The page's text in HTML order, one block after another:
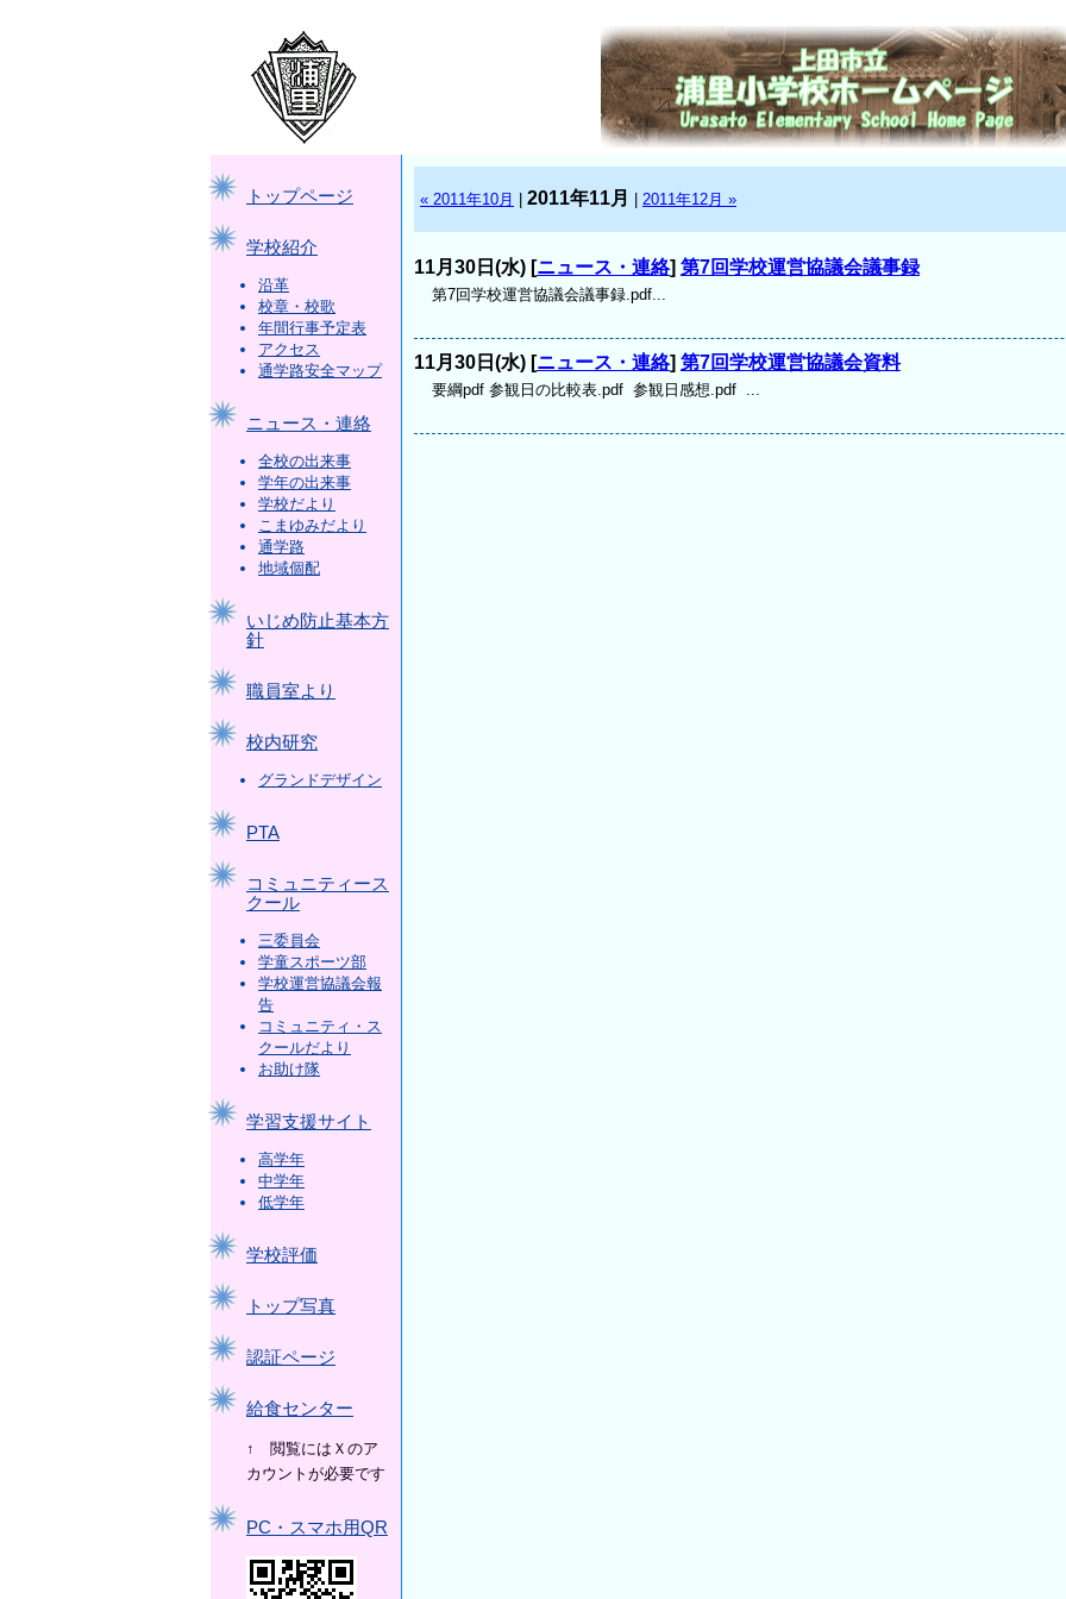
トップページ
学校紹介
沿革
校章・校歌
年間行事予定表
アクセス
通学路安全マップ
ニュース・連絡
全校の出来事
学年の出来事
学校だより
こまゆみだより
通学路
地域個配
いじめ防止基本方
針
職員室より
校内研究
グランドデザイン
PTA
コミュニティース
クール
三委員会
学童スポーツ部
学校運営協議会報
告
コミュニティ・ス
クールだより
お助け隊
学習支援サイト
高学年
中学年
低学年
学校評価
トップ写真
認証ページ
給食センター
↑ 閲覧にはＸのア
カウントが必要です
PC・スマホ用QR
« 2011年10月 2011年11月 2011年12月 »
11月30日(水) [ニュース・連絡] 第7回学校運営協議会議事録
第7回学校運営協議会議事録.pdf...
11月30日(水) [ニュース・連絡] 第7回学校運営協議会資料
要綱pdf 参観日の比較表.pdf 参観日感想.pdf ...